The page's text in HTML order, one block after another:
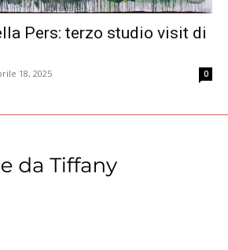
Pers: terzo studio visit di
18, 2025 0